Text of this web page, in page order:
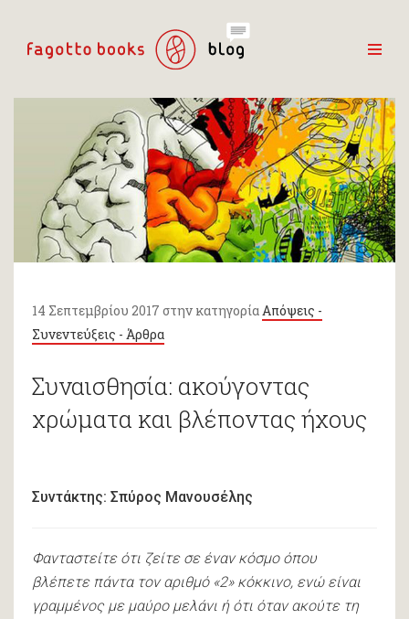
14 Σεπτεμβρίου 2017 στην κατηγορία Απόψεις -
Συνεντεύξεις - Άρθρα
Συναισθησία: ακούγοντας
χρώματα και βλέποντας ήχους
Συντάκτης: Σπύρος Μανουσέλης
Φανταστείτε ότι ζείτε σε έναν κόσμο όπου
βλέπετε πάντα τον αριθμό «2» κόκκινο, ενώ είναι
γραμμένος με μαύρο μελάνι ή ότι όταν ακούτε τη